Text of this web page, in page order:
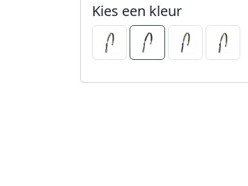
Kies een kleur